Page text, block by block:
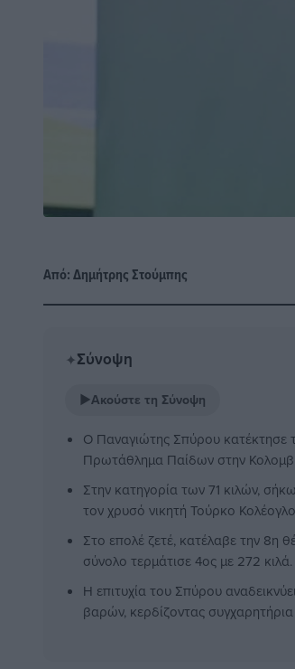
Από:Δημήτρης Στούμπης
✦Σύνοψη
▶Ακούστε τη Σύνοψη
Ο Παναγιώτης Σπύρου κατέκτησε
Πρωτάθλημα Παίδων στην
Στην κατηγορία των 71 κιλών,
τον χρυσό νικητή Τούρκο
Στο επολέ ζετέ, κατέλαβε την 8η
σύνολο τερμάτισε 4ος με 272 κιλά.
Η επιτυχία του Σπύρου
βαρών, κερδίζοντας